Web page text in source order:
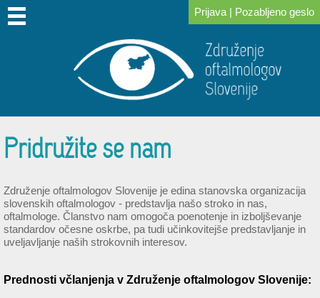
DOMOV
O
PRIDRUŽITE
ZA
KONGRESI
ZA
POVEZAVE
NOVICE
IZOBRAŽEVANJE
SKLAD
Prijava | Pozabljeno geslo
Pridružite se nam
Združenje oftalmologov Slovenije je edina stanovska organizacija
slovenskih oftalmologov - predstavlja našo stroko in nas,
oftalmologe. Članstvo nam omogoča poenotenje in izboljševanje
standardov očesne oskrbe, pa tudi učinkovitejše predstavljanje in
uveljavljanje naših strokovnih interesov.
Prednosti včlanjenja v Združenje oftalmologov Slovenije: